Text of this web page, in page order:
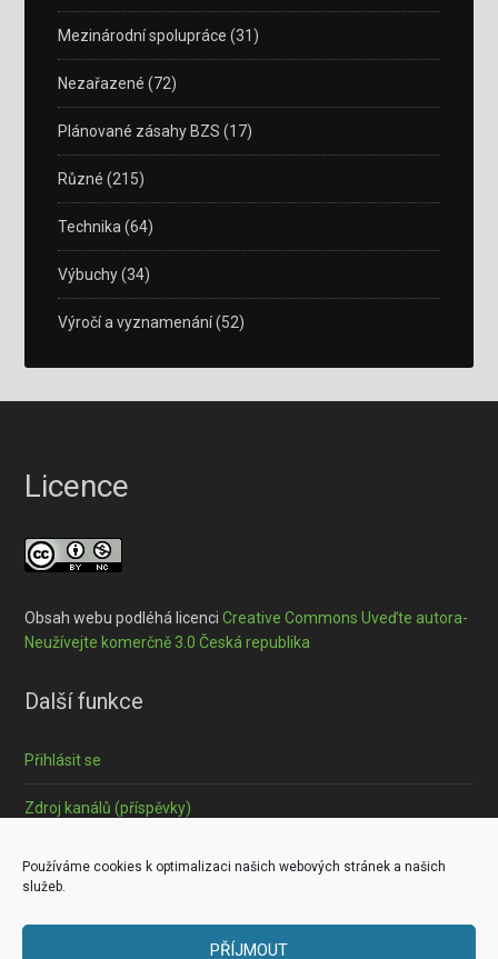
Používáme cookies k optimalizaci našich webových stránek a našich
služeb.
PŘÍJMOUT
Mezinárodní spolupráce (31)
Nezařazené (72)
Plánované zásahy BZS (17)
Různé (215)
Technika (64)
Výbuchy(34)
Výročí a vyznamenání(52)
Licence
Obsah webu podléhá licenciCreative Commons Uveďte autora-
Neužívejte komerčně 3.0 Česká republika
Další funkce
Přihlásit se
Zdroj kanálů (příspěvky)